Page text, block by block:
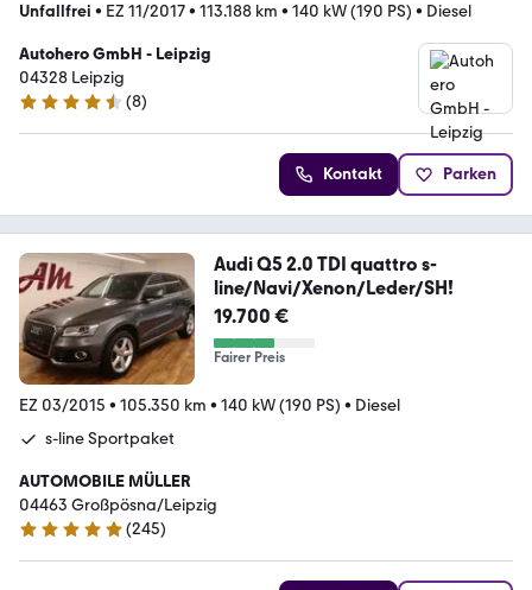
Unfallfrei • EZ 11/2017• 113.188 km • 140 kW (190 PS) • Diesel
Autohero GmbH - Leipzig
04328 Leipzig
4.3 Sterne
(8)
Kontakt Parken
Audi Q5 2.0 TDI quattro s-
line/Navi/Xenon/Leder/SH!
19.700 €
Fairer Preis
EZ 03/2015 • 105.350 km • 140 kW (190 PS) • Diesel
s-line Sportpaket
AUTOMOBILE MÜLLER
04463 Großpösna/Leipzig
5 Sterne
(245)